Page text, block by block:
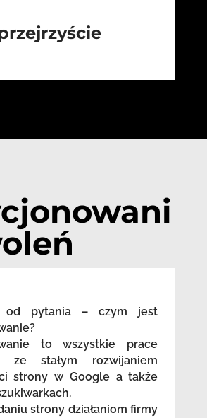
od pytania – czym jest
to wszystkie prace
ze stałym rozwijaniem
strony w Google a także
strony działaniom firmy